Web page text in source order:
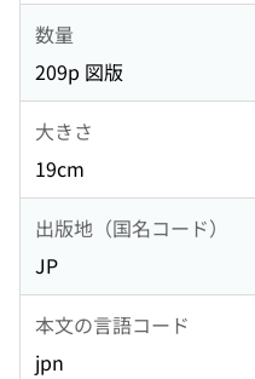
数量
209p 図版
大きさ
19cm
出版地（国名コード）
JP
本文の言語コード
jpn